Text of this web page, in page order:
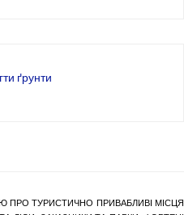
ґрунти
ПРО ТУРИСТИЧНО ПРИВАБЛИВІ МІСЦЯ